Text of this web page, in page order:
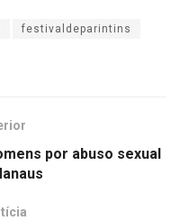
festivaldeparintins
por abuso sexual